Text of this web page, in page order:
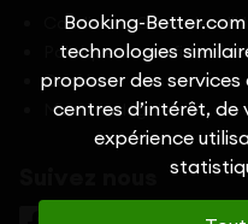
Conditions Générales
Politique de
Cookies
Mentions légales
Booking-
technologies
proposer des
centres d’intérêt, de
expérience